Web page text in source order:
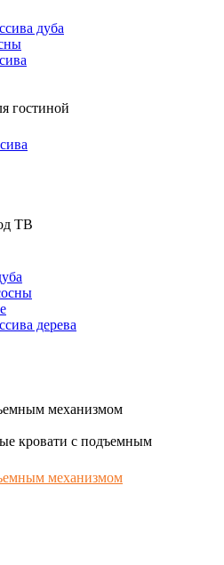
дуба
гостиной
ТВ
дерева
механизмом
кровати с подъемным
механизмом